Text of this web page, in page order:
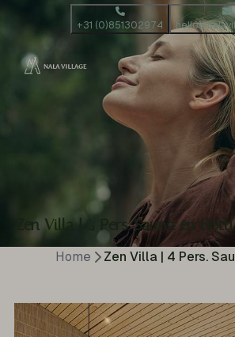
+31 (0)851302974
Zen Villa | 4 Pers. Sauna en
Home Zen Villa | 4 Pers.